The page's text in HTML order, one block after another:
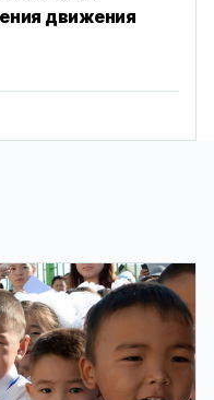
движения